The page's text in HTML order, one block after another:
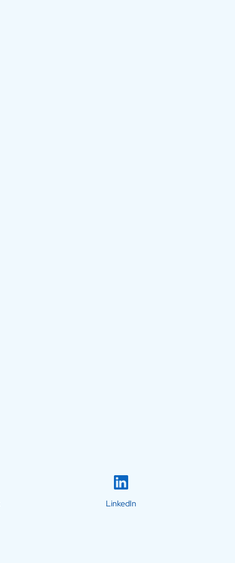
LinkedIn